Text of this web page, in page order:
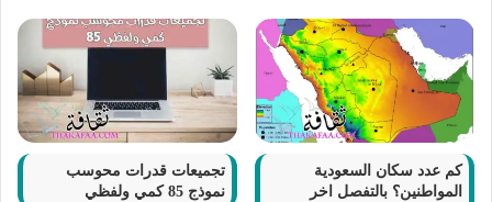
كم عدد سكان السعودية
المواطنين؟ بالتفصل اخر
تجميعات قدرات محوسب
نموذج 85 كمي ولفظي